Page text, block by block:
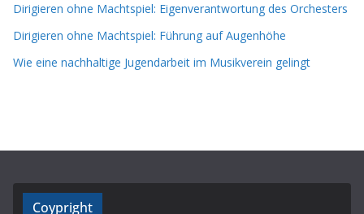
Dirigieren ohne Machtspiel: Eigenverantwortung des Orchesters
Dirigieren ohne Machtspiel: Führung auf Augenhöhe
Wie eine nachhaltige Jugendarbeit im Musikverein gelingt
Coypright